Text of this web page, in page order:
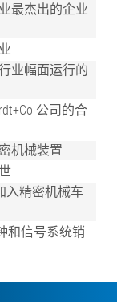
最杰出的企业
业幅面运行的
公司的合
机械装置
入精密机械车
和信号系统销